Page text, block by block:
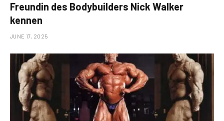
Freundin des Bodybuilders Nick Walker
kennen
JUNE 17, 2025